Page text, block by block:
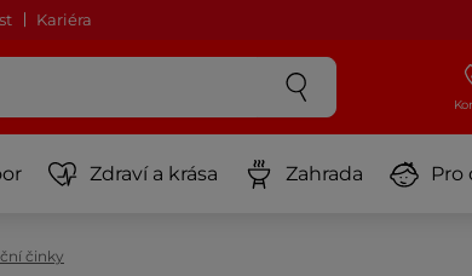
Kariéra
Zdraví a krása Zahrada Pro
činky